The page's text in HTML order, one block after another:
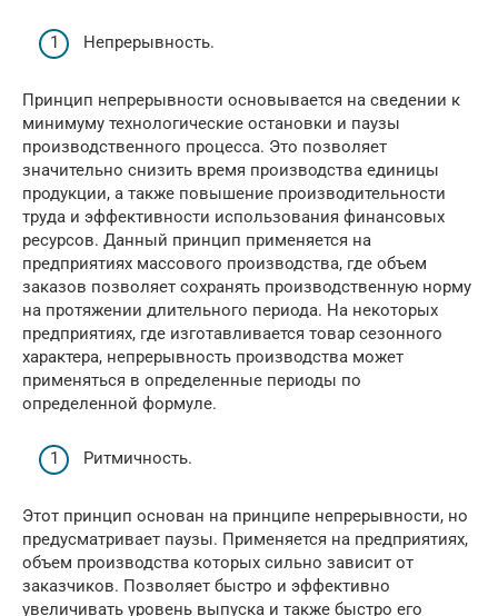
Непрерывность.
Принцип непрерывности основывается на сведении к
минимуму технологические остановки и паузы
производственного процесса. Это позволяет
значительно снизить время производства единицы
продукции, а также повышение производительности
труда и эффективности использования финансовых
ресурсов. Данный принцип применяется на
предприятиях массового производства, где объем
заказов позволяет сохранять производственную норму
на протяжении длительного периода. На некоторых
предприятиях, где изготавливается товар сезонного
характера, непрерывность производства может
применяться в определенные периоды по
определенной формуле.
Ритмичность.
Этот принцип основан на принципе непрерывности, но
предусматривает паузы. Применяется на предприятиях,
объем производства которых сильно зависит от
заказчиков. Позволяет быстро и эффективно
увеличивать уровень выпуска и также быстро его